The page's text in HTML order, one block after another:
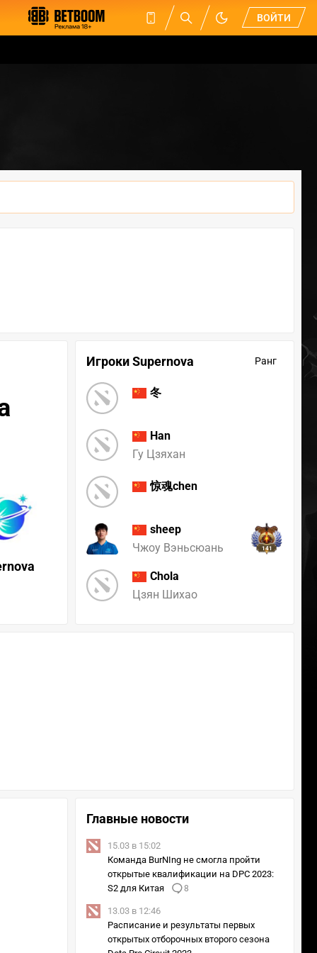
ВОЙТИ
Игроки Supernova Ранг
冬
Han
Гу Цзяхан
惊魂chen
sheep
Чжоу Вэньсюань
141
Chola
Цзян Шихао
Главные новости
15.03 в 15:02
Команда BurNIng не смогла пройти
открытые квалификации на DPC 2023:
S2 для Китая
8
13.03 в 12:46
Расписание и результаты первых
открытых отборочных второго сезона